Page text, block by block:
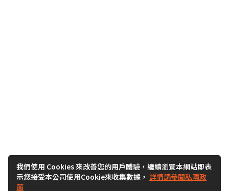
我們使用 Cookies 來改善您的用戶體驗，繼續瀏覽本網站即表
示您接受本公司使用Cookie來收集數據， 詳情請參閱私隱政
策